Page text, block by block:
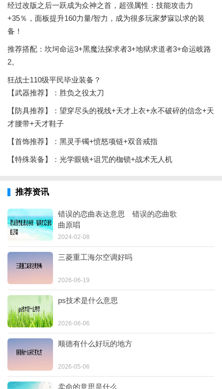
经过改版之后一跃成为众神之首，超强属性：技能攻击力
+35％，面板提升160力量/智力，成为很多玩家梦寐以求的装
备！
推荐搭配：坎坷命运3+黑魔法探求者3+地狱求道者3+命运岐路
2。
狂战士110级平民毕业装备？
【武器推荐】：胜负之役太刀
【防具推荐】：望穿尽头的视线+天才上衣+永不破碎的信念+天
才腰带+天才鞋子
【首饰推荐】：黑灵手镯+愤怒项链+双音戒指
【特殊装备】：光学眼镜+诅咒的枷锁+战术无人机
推荐资讯
错误的恋曲表达意思 错误的恋曲歌
曲原唱
2024-02-08
三菱重工海尔空调好吗
2026-06-19
ps技术是什么意思
2026-06-06
顺德有什么好玩的地方
2026-05-06
卖命的意思是什么